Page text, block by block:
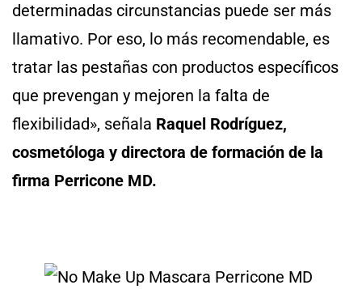
determinadas circunstancias puede ser más
llamativo. Por eso, lo más recomendable, es
tratar las pestañas con productos específicos
que prevengan y mejoren la falta de
flexibilidad», señala Raquel Rodríguez,
cosmetóloga y directora de formación de la
firma Perricone MD.